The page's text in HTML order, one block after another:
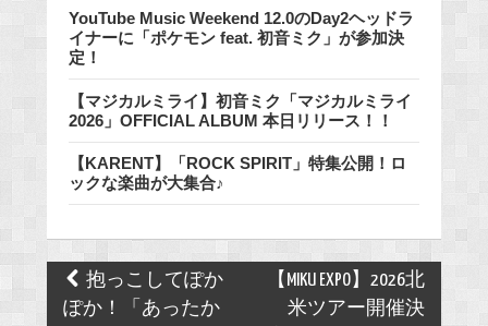
YouTube Music Weekend 12.0のDay2ヘッドラ
イナーに「ポケモン feat. 初音ミク」が参加決
定！
【マジカルミライ】初音ミク「マジカルミライ
2026」OFFICIAL ALBUM 本日リリース！！
【KARENT】「ROCK SPIRIT」特集公開！ロ
ックな楽曲が大集合♪
Post
navigation
抱っこしてぽか
ぽか！「あったか
【MIKU EXPO】2026北
米ツアー開催決